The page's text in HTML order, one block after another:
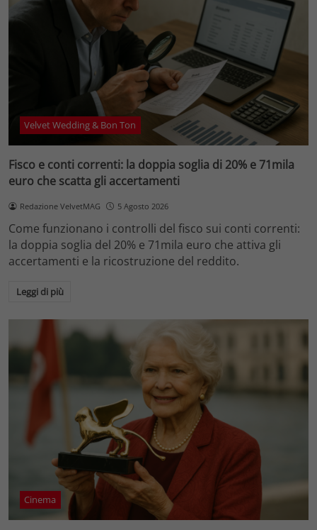
Velvet Wedding & Bon Ton
Fisco e conti correnti: la doppia soglia di 20% e 71mila
euro che scatta gli accertamenti
Redazione VelvetMAG 5 Agosto 2026
Come funzionano i controlli del fisco sui conti correnti:
la doppia soglia del 20% e 71mila euro che attiva gli
accertamenti e la ricostruzione del reddito.
Leggi di più
Cinema